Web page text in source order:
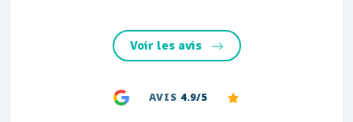
Voir les avis
AVIS 4.9/5